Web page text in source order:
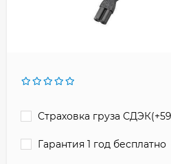
Страховка груза СДЭК(+59
Гарантия 1 год бесплатно